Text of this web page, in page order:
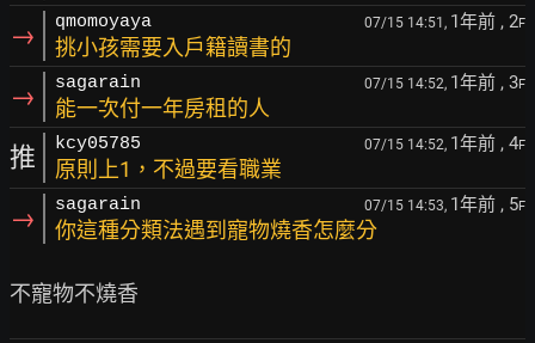
→ qmomoyaya 07/15 14:51, 1年前 , 2F
挑小孩需要入戶籍讀書的
→ sagarain 07/15 14:52, 1年前 , 3F
能一次付一年房租的人
推 kcy05785 07/15 14:52, 1年前 , 4F
原則上1，不過要看職業
→ sagarain 07/15 14:53, 1年前 , 5F
你這種分類法遇到寵物燒香怎麼分